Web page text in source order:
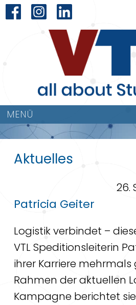
MENÜ
GEITER
Aktuelles
26.
Patricia Geiter
Logistik verbindet –
VTL Speditionsleiterin
ihrer Karriere
Rahmen der aktuellen
Kampagne berichtet